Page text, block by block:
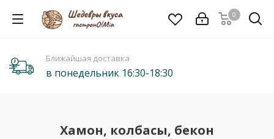
0
Ближайшая доставка
в понедельник 16:30-18:30
Хамон, колбасы, бекон